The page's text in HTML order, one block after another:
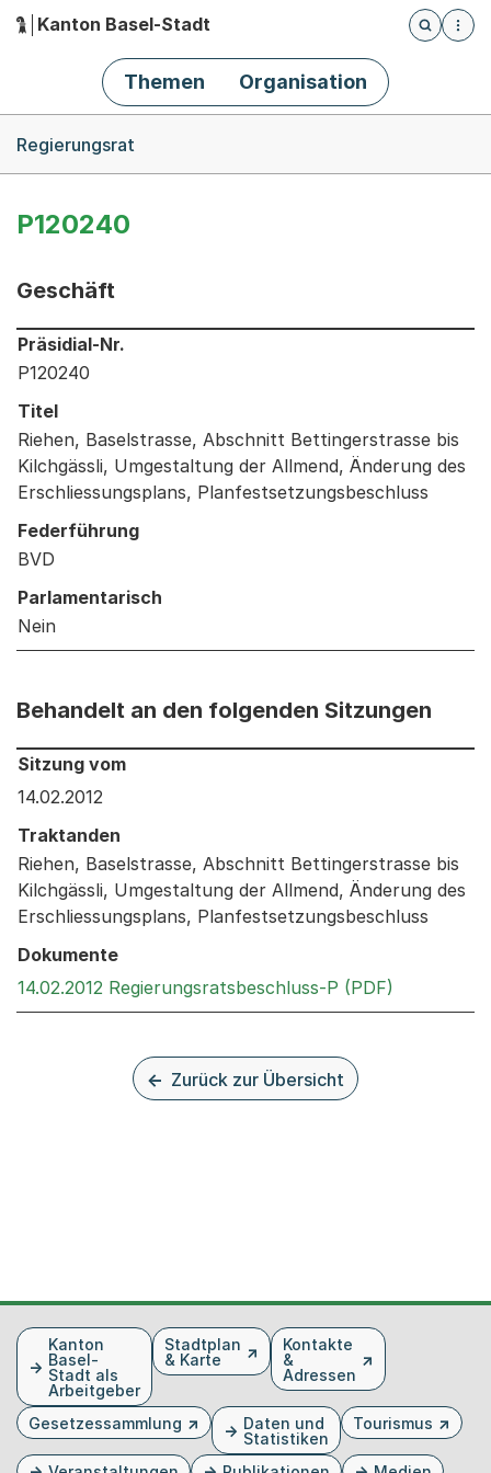
Hauptnavigation
Kanton Basel-Stadt
Öffnet
Themen Organisation
Regierungsrat
P120240
Geschäft
Informationen zum Ausgewählten Geschäft
Präsidial-Nr.
P120240
Titel
Riehen, Baselstrasse, Abschnitt Bettingerstrasse bis
Kilchgässli, Umgestaltung der Allmend, Änderung des
Erschliessungsplans, Planfestsetzungsbeschluss
Federführung
BVD
Parlamentarisch
Nein
Behandelt an den folgenden Sitzungen
Behandelt an den folgenden Sitzungen: Informationen
Sitzung vom
14.02.2012
Traktanden
Riehen, Baselstrasse, Abschnitt Bettingerstrasse bis
Kilchgässli, Umgestaltung der Allmend, Änderung des
Erschliessungsplans, Planfestsetzungsbeschluss
Dokumente
14.02.2012 Regierungsratsbeschluss-P (PDF)
Zurück zur Übersicht
FusszeileKanton
Basel-
Stadt als
Arbeitgeber
Stadtplan
& Karte
Kontakte
&
Adressen
Gesetzessammlung
Daten und
Statistiken
Tourismus